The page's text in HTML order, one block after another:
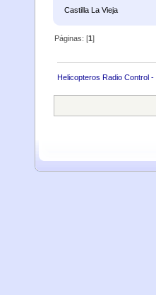
Castilla La Vieja
Páginas: [1]
Helicopteros Radio Control